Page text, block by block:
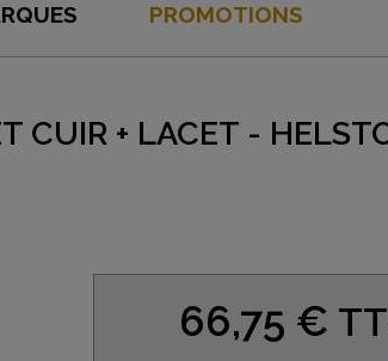
PROMOTIONS
CUIR + LACET -
66,75 €